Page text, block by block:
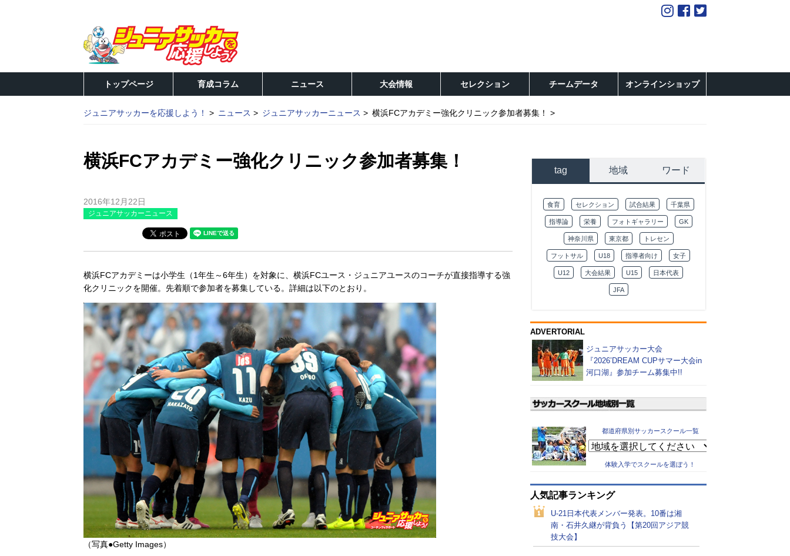
トップページ 育成コラム ニュース 大会情報 セレクション チームデータ オンラインショップ
ジュニアサッカーを応援しよう！ ニュース ジュニアサッカーニュース 横浜FCアカデミー強化クリニック参加者募集！
横浜FCアカデミー強化クリニック参加者募集！
2016年12月22日
ジュニアサッカーニュース
横浜FCアカデミーは小学生（1年生～6年生）を対象に、横浜FCユース・ジュニアユースのコーチが直接指導する強
化クリニックを開催。先着順で参加者を募集している。詳細は以下のとおり。
（写真●Getty Images）
tag 地域 ワード
食育 セレクション 試合結果 千葉県
指導論 栄養 フォトギャラリー GK
神奈川県 東京都 トレセン
フットサル U18 指導者向け 女子
U12 大会結果 U15 日本代表
JFA
ADVERTORIAL
ジュニアサッカー大会
『2026’DREAM CUPサマー大会in
河口湖』参加チーム募集中!!
都道府県別サッカースクール一覧
体験入学でスクールを選ぼう！
人気記事ランキング
U-21日本代表メンバー発表。10番は湘
南・石井久継が背負う【第20回アジア競
技大会】